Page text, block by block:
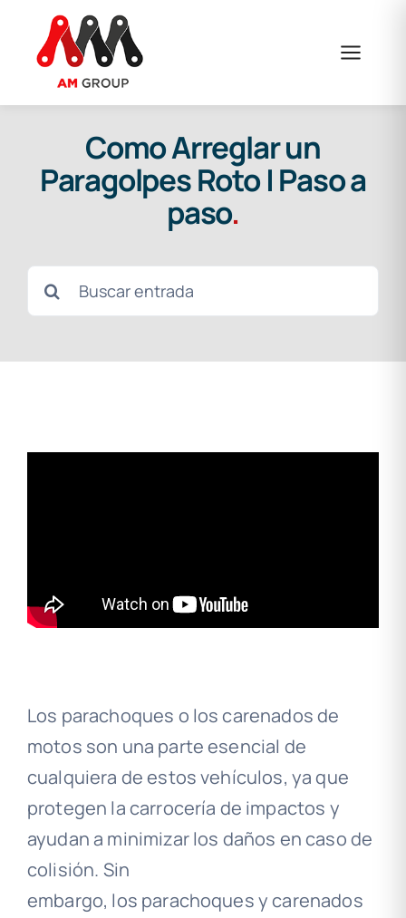
content
Como Arreglar un
Paragolpes Roto | Paso a
paso.
Search
for:
Los parachoques o los carenados de
motos son una parte esencial de
cualquiera de estos vehículos, ya que
protegen la carrocería de impactos y
ayudan a minimizar los daños en caso de
colisión. Sin
embargo, los parachoques y carenados